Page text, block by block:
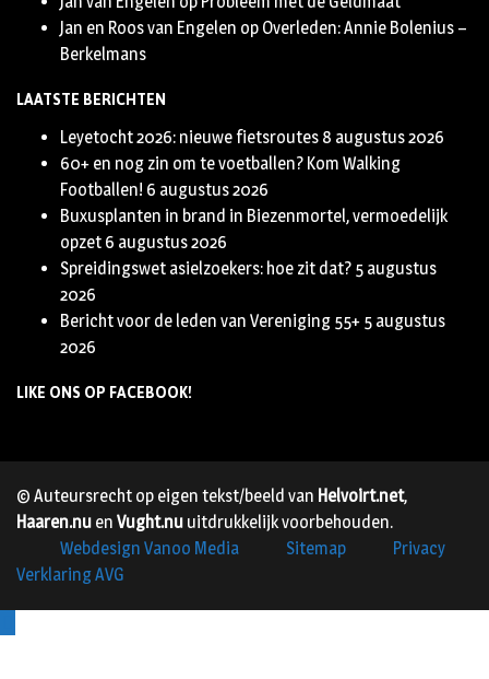
Jan en Roos van Engelen op Overleden: Annie Bolenius –
Berkelmans
LAATSTE BERICHTEN
Leyetocht 2026: nieuwe fietsroutes 8 augustus 2026
60+ en nog zin om te voetballen? Kom Walking
Footballen! 6 augustus 2026
Buxusplanten in brand in Biezenmortel, vermoedelijk
opzet 6 augustus 2026
Spreidingswet asielzoekers: hoe zit dat? 5 augustus
2026
Bericht voor de leden van Vereniging 55+ 5 augustus
2026
LIKE ONS OP FACEBOOK!
© Auteursrecht op eigen tekst/beeld van Helvoirt.net,
Haaren.nu en Vught.nu uitdrukkelijk voorbehouden.
Webdesign Vanoo Media
Sitemap
Privacy
Verklaring AVG